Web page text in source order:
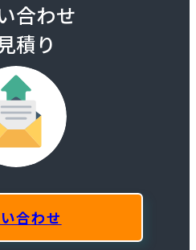
合わせ
積り
合わせ